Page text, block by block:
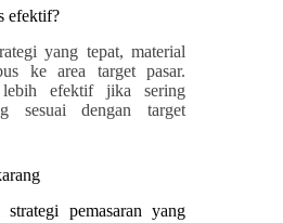
efektif?
yang tepat, material
ke area target pasar.
lebih efektif jika sering
sesuai dengan target
pemasaran yang